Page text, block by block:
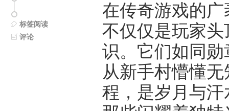
在传奇游戏的
不仅仅是玩家
识。它们如同
从新手村懵懂
程，是岁月与
标签阅读
评论